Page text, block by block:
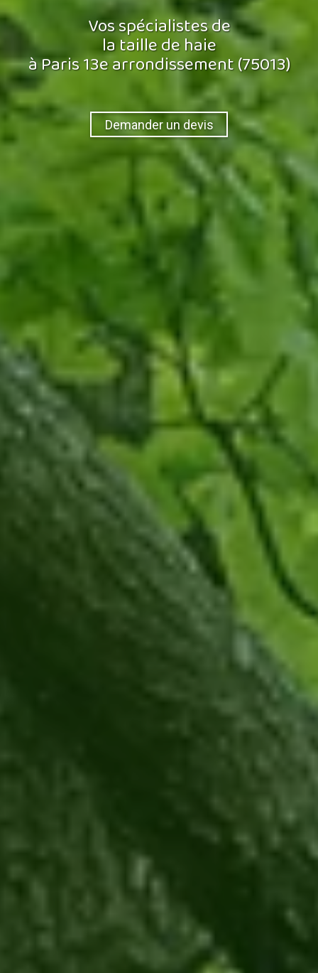
Vos spécialistes de
la taille de haie
à Paris 13e arrondissement (75013)
Demander un devis